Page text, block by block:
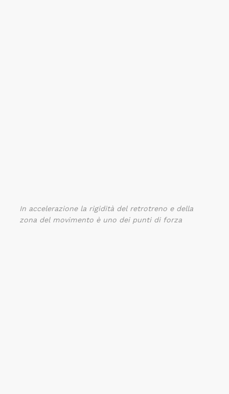
In accelerazione la rigidità del retrotreno e della
zona del movimento è uno dei punti di forza